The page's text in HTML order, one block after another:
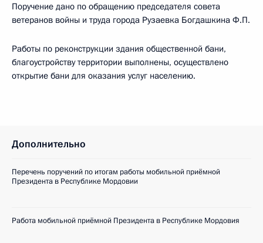
Поручение дано по обращению председателя совета
ветеранов войны и труда города Рузаевка Богдашкина Ф.П.
Работы по реконструкции здания общественной бани,
благоустройству территории выполнены, осуществлено
открытие бани для оказания услуг населению.
Дополнительно
Перечень поручений по итогам работы мобильной приёмной
Президента в Республике Мордовии
Работа мобильной приёмной Президента в Республике Мордовия